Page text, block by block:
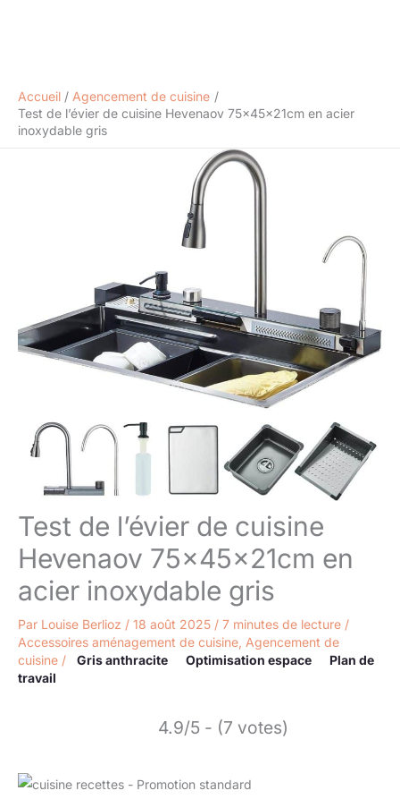
Accueil
Agencement de cuisine
Test de l’évier de cuisine Hevenaov 75x45x21cm en acier
inoxydable gris
Test de l’évier de cuisine
Hevenaov 75x45x21cm en
acier inoxydable gris
Par Louise Berlioz / 18 août 2025 / 7 minutes de lecture /
Accessoires aménagement de cuisine Agencement de
cuisine / Gris anthracite Optimisation espace
Plan de
travail
4.9/5 - (7 votes)